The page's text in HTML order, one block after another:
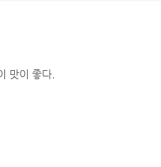
맛이 좋다.